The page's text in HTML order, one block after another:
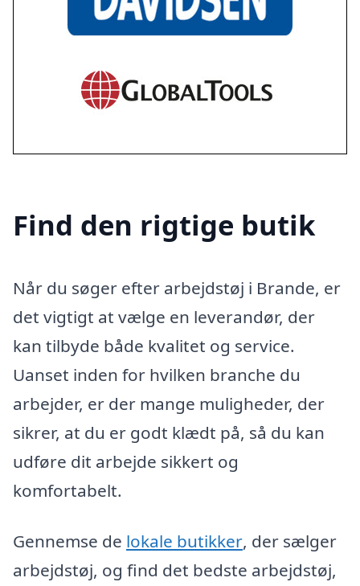
Find den rigtige butik
Når du søger efter arbejdstøj i Brande, er
det vigtigt at vælge en leverandør, der
kan tilbyde både kvalitet og service.
Uanset inden for hvilken branche du
arbejder, er der mange muligheder, der
sikrer, at du er godt klædt på, så du kan
udføre dit arbejde sikkert og
komfortabelt.
Gennemse de lokale butikker, der sælger
arbejdstøj, og find det bedste arbejdstøj,